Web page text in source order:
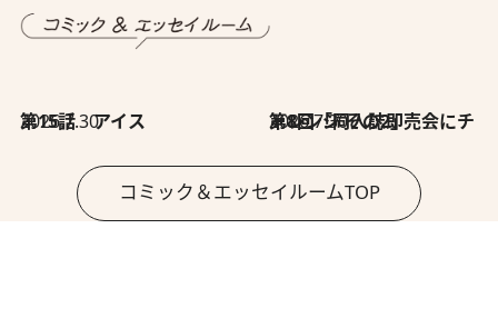
2026.7.30
第15話 アイス 2026.7.30
第8回「同人誌即売会にチャレンジ その2」
コミック＆エッセイルームTOP